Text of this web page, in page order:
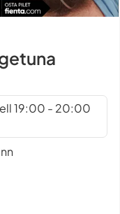
19:00 - 20:00